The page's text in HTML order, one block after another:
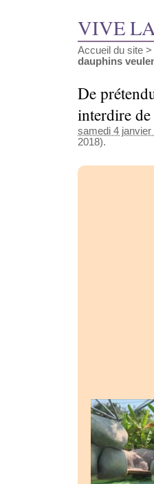
VIVE
Accueil du site >
dauphins
De
interdire
samedi 4 janvier
2018).